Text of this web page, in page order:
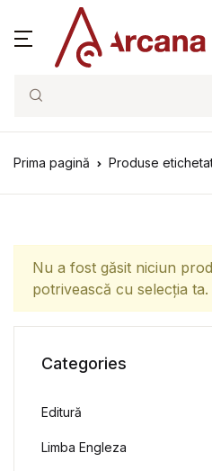
Search
Prima pagină Produse
Nu a fost găsit niciun
potrivească cu selecția ta.
Categories
Editură
Limba Engleza